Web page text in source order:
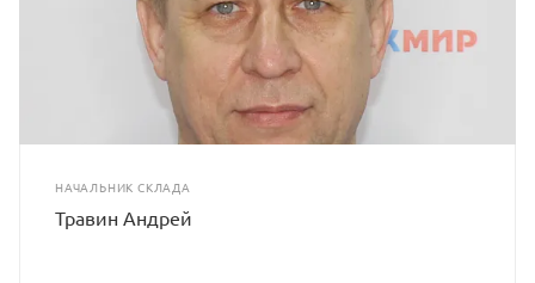
НАЧАЛЬНИК СКЛАДА
Травин Андрей